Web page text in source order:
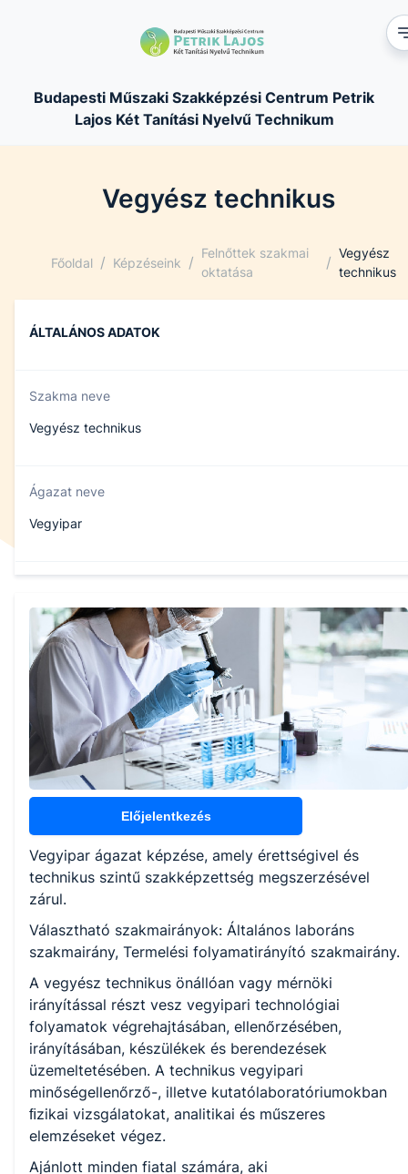
Budapesti Műszaki Szakképzési Centrum Petrik
Lajos Két Tanítási Nyelvű Technikum
Vegyész technikus
Főoldal / Képzéseink /
Felnőttek szakmai
oktatása
/
Vegyész
technikus
ÁLTALÁNOS ADATOK
Szakma neve
Vegyész technikus
Ágazat neve
Vegyipar
507112408
Képzés időtartama
5 év
Választható szakmairányok:
Általános laboráns
KKK/PTT
PTT letöltése (pdf)
Okleveles technikusképzés
Nem
Előjelentkezés
Vegyipar ágazat képzése, amely érettségivel és
technikus szintű szakképzettség megszerzésével
zárul.
Választható szakmairányok: Általános laboráns
szakmairány, Termelési folyamatirányító szakmairány.
A vegyész technikus önállóan vagy mérnöki
irányítással részt vesz vegyipari technológiai
folyamatok végrehajtásában, ellenőrzésében,
irányításában, készülékek és berendezések
üzemeltetésében. A technikus vegyipari
minőségellenőrző-, illetve kutatólaboratóriumokban
ﬁzikai vizsgálatokat, analitikai és műszeres
elemzéseket végez.
Ajánlott minden fiatal számára, aki